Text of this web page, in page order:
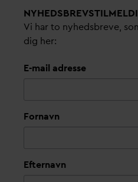
Vi har to nyhedsbreve,
dig her:
E-mail adresse
Fornavn
Efternavn